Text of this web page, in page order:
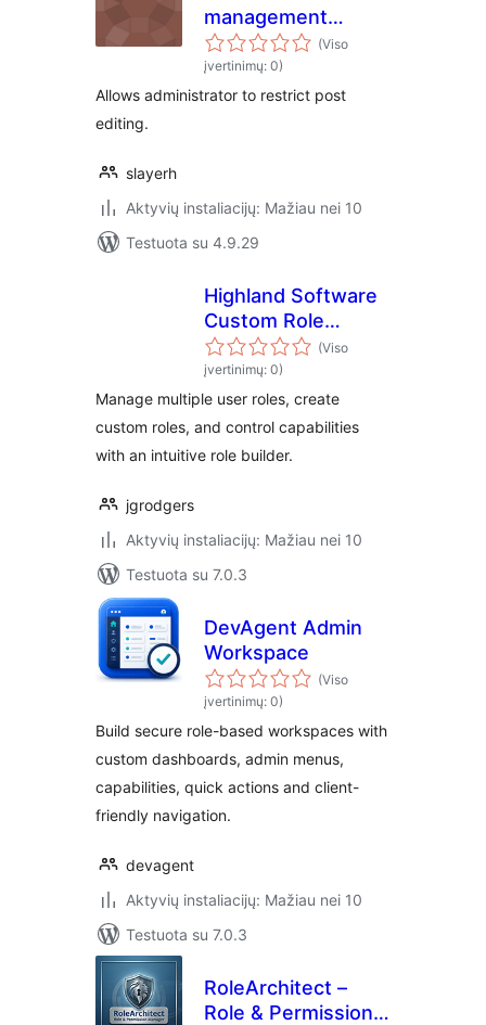
management
control
(Viso
įvertinimų: 0)
Allows administrator to restrict post
editing.
slayerh
Aktyvių instaliacijų: Mažiau nei 10
Testuota su 4.9.29
Highland Software
Custom Role
Manager
(Viso
įvertinimų: 0)
Manage multiple user roles, create
custom roles, and control capabilities
with an intuitive role builder.
jgrodgers
Aktyvių instaliacijų: Mažiau nei 10
Testuota su 7.0.3
DevAgent Admin
Workspace
(Viso
įvertinimų: 0)
Build secure role-based workspaces with
custom dashboards, admin menus,
capabilities, quick actions and client-
friendly navigation.
devagent
Aktyvių instaliacijų: Mažiau nei 10
Testuota su 7.0.3
RoleArchitect –
Role & Permission